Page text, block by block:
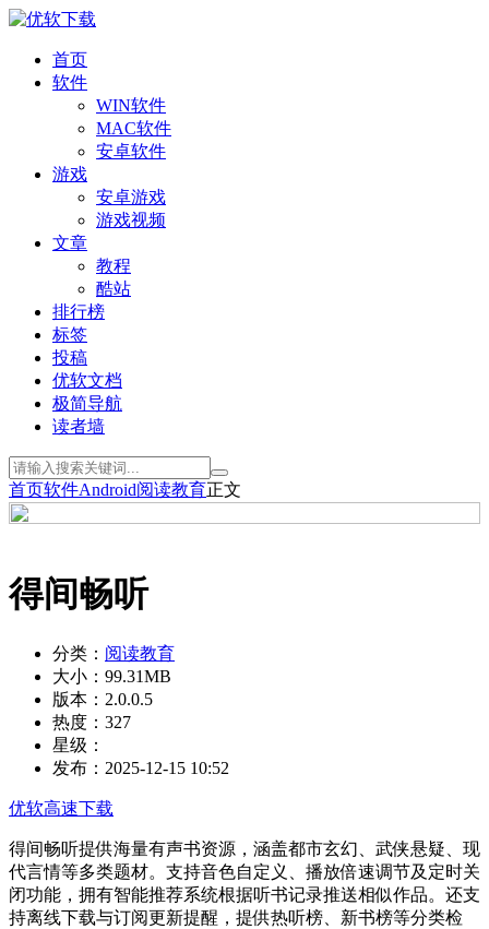
首页
软件
WIN软件
MAC软件
安卓软件
游戏
安卓游戏
游戏视频
文章
教程
酷站
排行榜
标签
投稿
优软文档
极简导航
读者墙
首页软件Android阅读教育正文
得间畅听
分类： 阅读教育
大小： 99.31MB
版本： 2.0.0.5
热度： 327
星级：
发布： 2025-12-15 10:52
优软高速下载
得间畅听提供海量有声书资源，涵盖都市玄幻、武侠悬疑、现
代言情等多类题材。支持音色自定义、播放倍速调节及定时关
闭功能，拥有智能推荐系统根据听书记录推送相似作品。还支
持离线下载与订阅更新提醒，提供热听榜、新书榜等分类检